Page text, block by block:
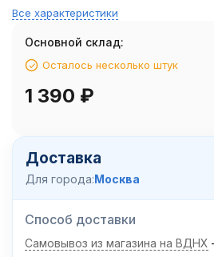
Все характеристики
Основной склад:
Осталось несколько штук
1 390 ₽
Доставка
Для города:Москва
Способ доставки
Самовывоз из магазина на ВДНХ